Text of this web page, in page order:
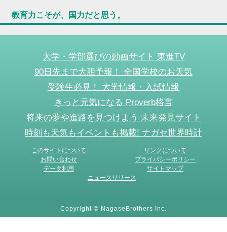
教育力こそが、国力だと思う。
大学・学部選びの動画サイト 東進TV
90日先まで大胆予報！ 全国学校のお天気
受験生必見！ 大学情報・入試情報
きっと元気になる Proverb格言
将来の夢や進路を見つけよう 未来発見サイト
時刻も天気もイベントも掲載! ナガセ世界時計
このサイトについて
リンクについて
お問い合わせ
プライバシーポリシー
データ利用
サイトマップ
ニュースリリース
Copyright © NagaseBrothers Inc.